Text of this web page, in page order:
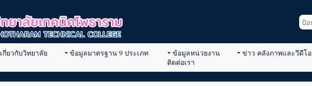
เกี่ยวกับวิทยาลัย ข้อมูลมาตรฐาน 9 ประเภท ข้อมูลหน่วยงาน ข่าว คลังภาพและวีดีโอ
ติดต่อเรา